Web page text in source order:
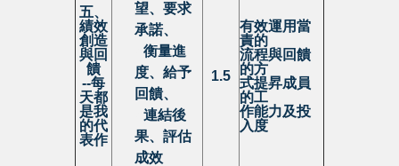
五、
績效
創造
與回
饋
--每
天都
是我
的代
表作
望、要求
承諾、
衡量進
度、給予
回饋、
連結後
果、評估
成效
1.5
有效運用當
責的
流程與回饋
的方
式提昇成員
的工
作能力及投
入度